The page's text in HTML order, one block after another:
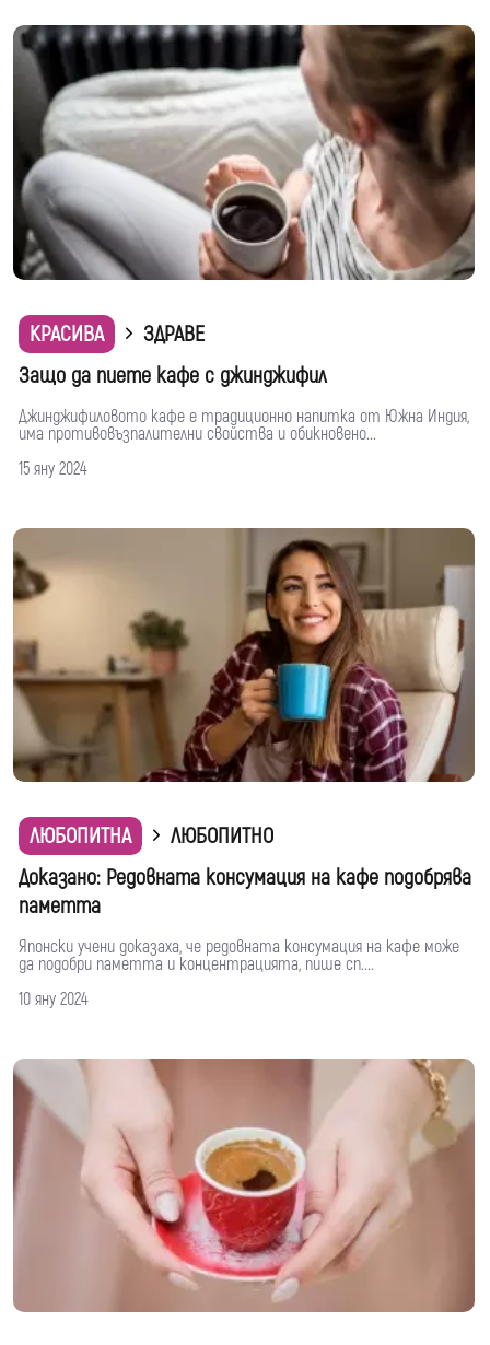
КРАСИВА
ЗДРАВЕ
Защо да пиете кафе с джинджифил
Джинджифиловото кафе е традиционно напитка от Южна Индия,
има противовъзпалителни свойства и обикновено...
15 яну 2024
ЛЮБОПИТНА
ЛЮБОПИТНО
Доказано: Редовната консумация на кафе подобрява
паметта
Японски учени доказаха, че редовната консумация на кафе може
да подобри паметта и концентрацията, пише сп....
10 яну 2024